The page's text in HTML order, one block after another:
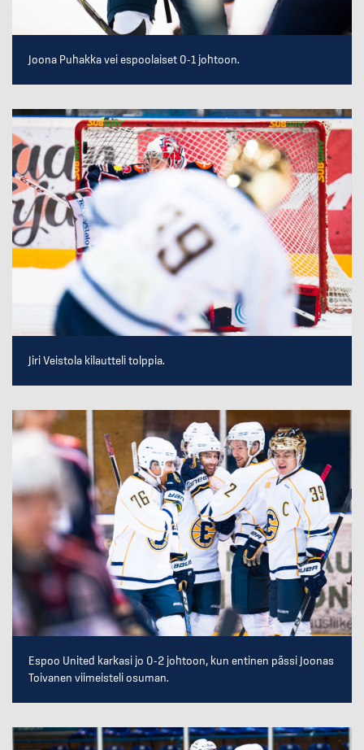
Joona Puhakka vei espoolaiset 0-1 johtoon.
Jiri Veistola kilautteli tolppia.
Espoo United karkasi jo 0-2 johtoon, kun entinen pässi Joonas
Toivanen viimeisteli osuman.